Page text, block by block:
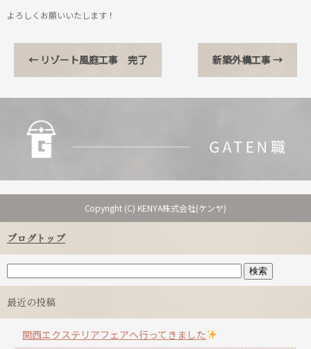
よろしくお願いいたします！
← リゾート風庭工事 完了 新築外構工事→
Copyright (C) KENYA株式会社(ケンヤ)
ブログトップ
最近の投稿
関西エクステリアフェアへ行ってきました